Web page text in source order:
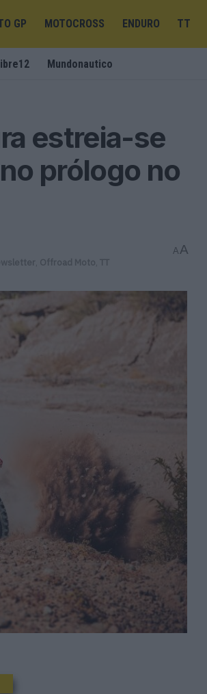
GP MOTOCROSS ENDURO TT
Mundonautico
estreia-se
prólogo no
Offroad Moto TT
AA